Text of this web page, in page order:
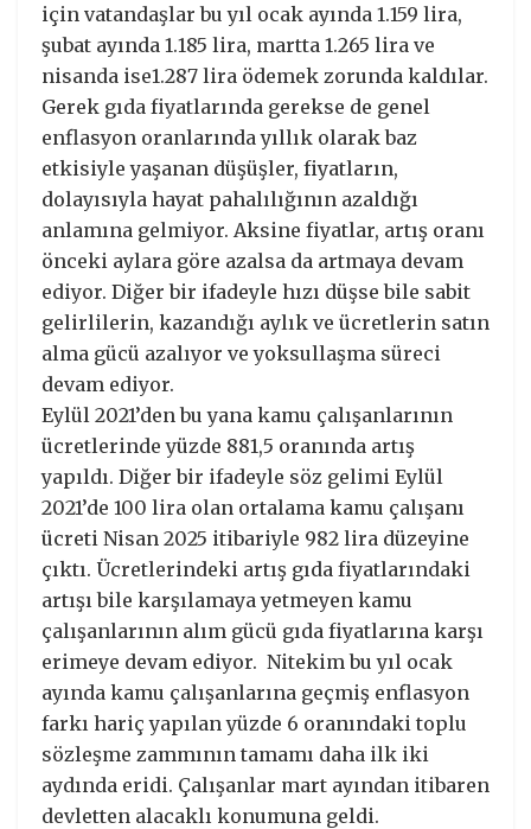
için vatandaşlar bu yıl ocak ayında 1.159 lira,
şubat ayında 1.185 lira, martta 1.265 lira ve
nisanda ise1.287 lira ödemek zorunda kaldılar.
Gerek gıda fiyatlarında gerekse de genel
enflasyon oranlarında yıllık olarak baz
etkisiyle yaşanan düşüşler, fiyatların,
dolayısıyla hayat pahalılığının azaldığı
anlamına gelmiyor. Aksine fiyatlar, artış oranı
önceki aylara göre azalsa da artmaya devam
ediyor. Diğer bir ifadeyle hızı düşse bile sabit
gelirlilerin, kazandığı aylık ve ücretlerin satın
alma gücü azalıyor ve yoksullaşma süreci
devam ediyor.
Eylül 2021’den bu yana kamu çalışanlarının
ücretlerinde yüzde 881,5 oranında artış
yapıldı. Diğer bir ifadeyle söz gelimi Eylül
2021’de 100 lira olan ortalama kamu çalışanı
ücreti Nisan 2025 itibariyle 982 lira düzeyine
çıktı. Ücretlerindeki artış gıda fiyatlarındaki
artışı bile karşılamaya yetmeyen kamu
çalışanlarının alım gücü gıda fiyatlarına karşı
erimeye devam ediyor. Nitekim bu yıl ocak
ayında kamu çalışanlarına geçmiş enflasyon
farkı hariç yapılan yüzde 6 oranındaki toplu
sözleşme zammının tamamı daha ilk iki
aydında eridi. Çalışanlar mart ayından itibaren
devletten alacaklı konumuna geldi.